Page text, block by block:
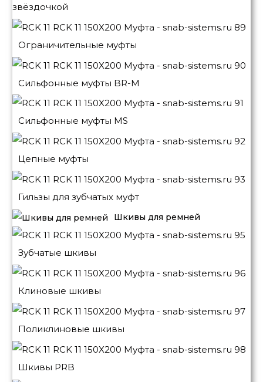
звёздочкой
Ограничительные муфты
Сильфонные муфты BR-M
Сильфонные муфты MS
Цепные муфты
Гильзы для зубчатых муфт
Шкивы для ремней
Зубчатые шкивы
Клиновые шкивы
Поликлиновые шкивы
Шкивы PRB